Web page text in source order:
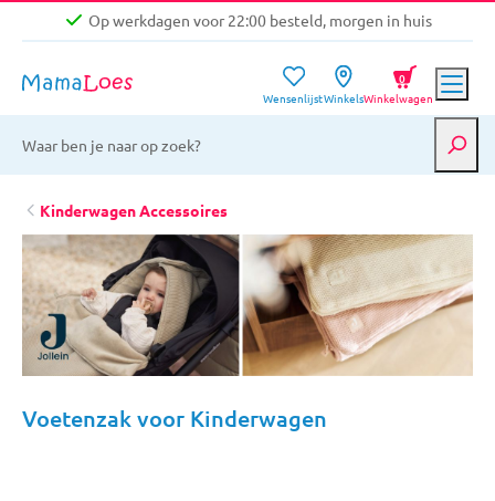
Op werkdagen voor 22:00 besteld, morgen in huis
Gratis verzending vanaf €39,-
Op werkdagen voor 22:00 besteld, morgen in huis
WensenlijstWinkelsWinkelwagen
0
Kinderwagen Accessoires
Voetenzak voor Kinderwagen